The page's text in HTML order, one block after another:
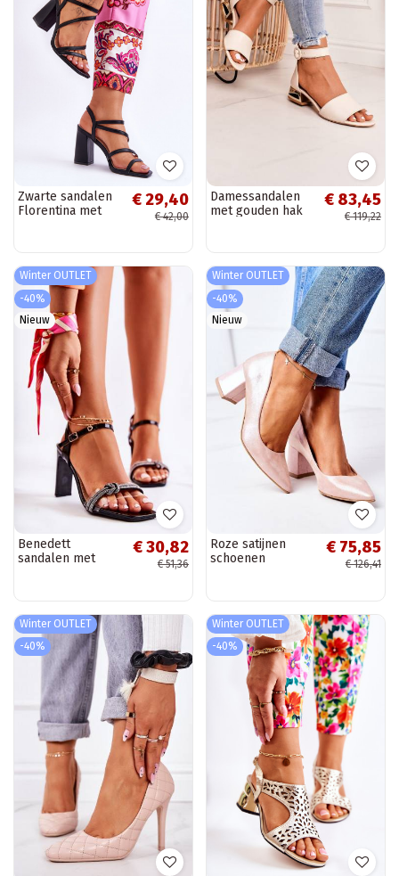
Zwarte sandalen
Florentina met
€ 29,40
€ 42,00
Damessandalen
met gouden hak
€ 83,45
€ 119,22
Winter OUTLET
-40%
Nieuw
Benedett
sandalen met
€ 30,82
€ 51,36
Winter OUTLET
-40%
Nieuw
Roze satijnen
schoenen
€ 75,85
€ 126,41
Winter OUTLET
-40%
Winter OUTLET
-40%